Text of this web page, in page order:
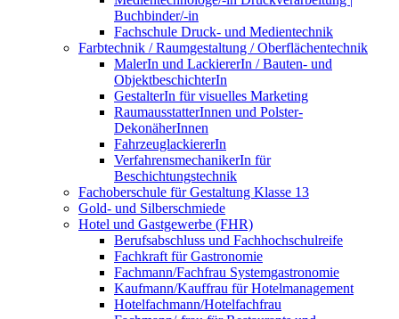
Buchbinder/-in
Fachschule Druck- und Medientechnik
Farbtechnik / Raumgestaltung / Oberflächentechnik
MalerIn und LackiererIn / Bauten- und
ObjektbeschichterIn
GestalterIn für visuelles Marketing
RaumausstatterInnen und Polster-
DekonäherInnen
FahrzeuglackiererIn
VerfahrensmechanikerIn für
Beschichtungstechnik
Fachoberschule für Gestaltung Klasse 13
Gold- und Silberschmiede
Hotel und Gastgewerbe (FHR)
Berufsabschluss und Fachhochschulreife
Fachkraft für Gastronomie
Fachmann/Fachfrau Systemgastronomie
Kaufmann/Kauffrau für Hotelmanagement
Hotelfachmann/Hotelfachfrau